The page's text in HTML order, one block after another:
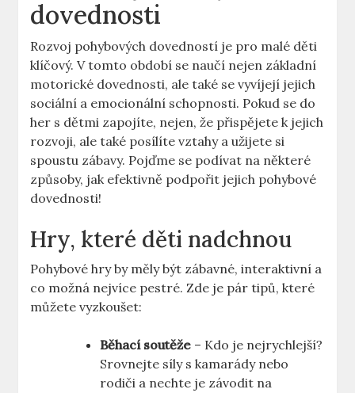
dovednosti
Rozvoj pohybových dovedností je pro malé děti
klíčový. V tomto období se naučí nejen základní
motorické dovednosti, ale také se vyvíjejí jejich
sociální a emocionální schopnosti. Pokud se do
her s dětmi zapojíte, nejen, že přispějete k jejich
rozvoji, ale také posílíte vztahy a užijete si
spoustu zábavy. Pojďme se podívat na některé
způsoby, jak efektivně podpořit jejich pohybové
dovednosti!
Hry, které děti nadchnou
Pohybové hry by měly být zábavné, interaktivní a
co možná nejvíce pestré. Zde je pár tipů, které
můžete vyzkoušet:
Běhací soutěže – Kdo je nejrychlejší?
Srovnejte síly s kamarády nebo
rodiči a nechte je závodit na